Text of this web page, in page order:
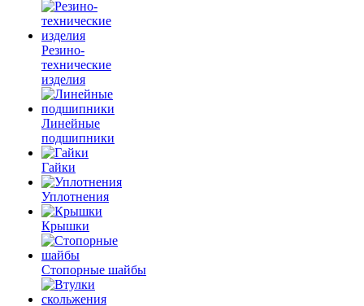
Резино-
технические
изделия
Линейные
подшипники
Гайки
Уплотнения
Крышки
Стопорные шайбы